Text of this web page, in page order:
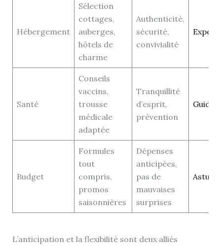
Hébergement
Sélection
cottages,
auberges,
hôtels de
charme
Authenticité,
sécurité,
convivialité
Santé
Conseils
vaccins,
trousse
médicale
adaptée
Tranquillité
d’esprit,
prévention
Budget
Formules
tout
compris,
promos
saisonnières
Dépenses
anticipées,
pas de
mauvaises
surprises
L’anticipation et la flexibilité sont deux alliés